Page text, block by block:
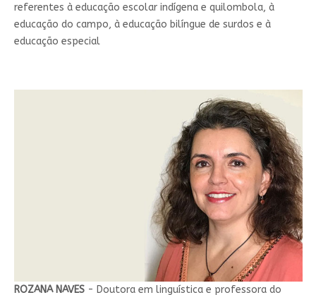
referentes à educação escolar indígena e quilombola, à
educação do campo, à educação bilíngue de surdos e à
educação especial
ROZANA NAVES- Doutora em linguística e professora do